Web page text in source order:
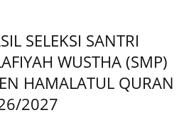
SELEKSI SANTRI
WUSTHA (SMP)
HAMALATUL QURAN
2027